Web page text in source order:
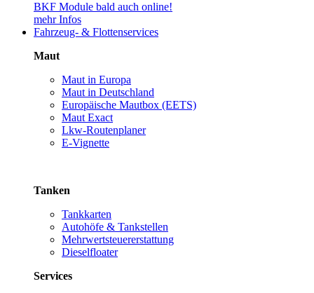
BKF Module bald auch online!
mehr Infos
Fahrzeug- & Flottenservices
Maut
Maut in Europa
Maut in Deutschland
Europäische Mautbox (EETS)
Maut Exact
Lkw-Routenplaner
E-Vignette
Tanken
Tankkarten
Autohöfe & Tankstellen
Mehrwertsteuererstattung
Dieselfloater
Services